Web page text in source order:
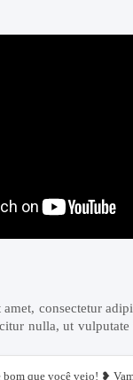
consectetur
nulla, ut
bom que você veio! ❥